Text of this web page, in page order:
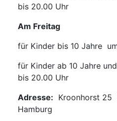
bis 20.00 Uhr
Am Freitag
für Kinder bis 10 Jahre
für Kinder ab 10 Jahre
bis 20.00 Uhr
Adresse: Kroonhorst 25
Hamburg